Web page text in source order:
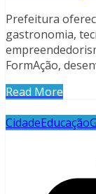
Prefeitura
gastronomia,
FormAção,
Read More
CidadeEducação